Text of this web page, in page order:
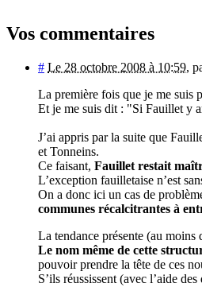
Vos commentaires
# Le 28 octobre 2008 à 10:59,
La première fois que je me suis
Et je me suis dit : "Si Fauillet y
J’ai appris par la suite que
et Tonneins.
Ce faisant, Fauillet restait
L’exception fauilletaise n’est
On a donc ici un cas de
communes récalcitrantes à
La tendance présente (au
Le nom même de cette
pouvoir prendre la tête de ces
S’ils réussissent (avec l’aide